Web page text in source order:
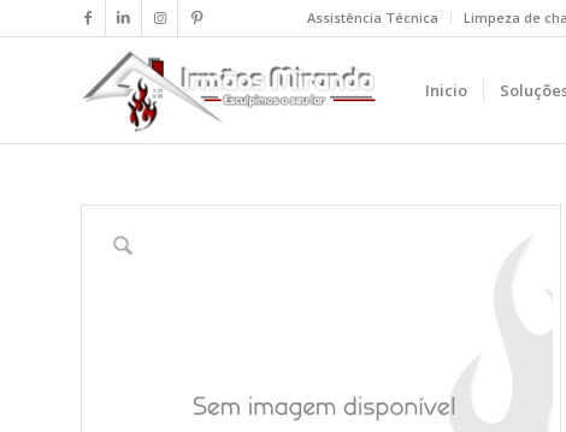
Assistência Técnica Limpeza de
Inicio